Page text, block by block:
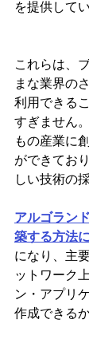
を提供して
これらは、
まな業界の
利用できる
すぎません
もの産業に
ができてお
しい技術の
アルゴラン
築する方法
になり、主
ットワーク
ン・アプリ
作成できる